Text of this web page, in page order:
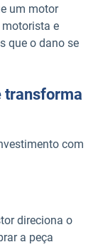
um motor
e
que o dano se
transforma
com
direciona o
a peça